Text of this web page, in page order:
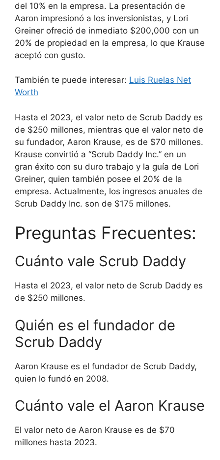
del 10% en la empresa. La presentación de
Aaron impresionó a los inversionistas, y Lori
Greiner ofreció de inmediato $200,000 con un
20% de propiedad en la empresa, lo que Krause
aceptó con gusto.
También te puede interesar: Luis Ruelas Net
Worth
Hasta el 2023, el valor neto de Scrub Daddy es
de $250 millones, mientras que el valor neto de
su fundador, Aaron Krause, es de $70 millones.
Krause convirtió a “Scrub Daddy Inc.” en un
gran éxito con su duro trabajo y la guía de Lori
Greiner, quien también posee el 20% de la
empresa. Actualmente, los ingresos anuales de
Scrub Daddy Inc. son de $175 millones.
Preguntas Frecuentes:
Cuánto vale Scrub Daddy
Hasta el 2023, el valor neto de Scrub Daddy es
de $250 millones.
Quién es el fundador de
Scrub Daddy
Aaron Krause es el fundador de Scrub Daddy,
quien lo fundó en 2008.
Cuánto vale el Aaron Krause
El valor neto de Aaron Krause es de $70
millones hasta 2023.